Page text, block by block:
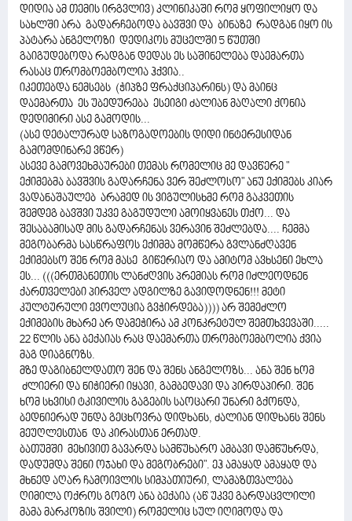
დიდია ამ თემის ირგვლივ) კლინიკაში რომ ყოფილიყო და
სახლში არა გადარჩებოდა ბავშვი და ბინაზე რადგან იყო ის
პატარა ანგელოზი დედიკოს მუცელში 5 წუთში
გაიგუდებოდა რადგან დედას ეს საშინელება დაემართა
რასაც თრომბოემბოლია ჰქვია..
იკეთებდა ნემსებს (ჭიპზე ფრაქციპარინს) და მაინც
დაემართა ეს უბედურება ესეიგი ძალიან მაღალი ქონია
დედიმირი ასე გამოდის...
(ასე დეტალურად საზოგადოების დიდი ინტერესიდან
გამომდინარე ვწერ)
ასევე გამოვეხმაურები თემას რომელიც მე დავწერე "
ექიმებმა ბავშვის გადარჩენა ვერ შეძლოსო" ანუ ექიმებს კიარ
ვადანაშაულებ არამედ ის ვიგულისხმე რომ გაკვეთის
შემდეგ ბავშვი უკვე გაგუდული ამოიყვანეს თქო... და
შესაბამისად მის გადარჩენას ვერავინ შეძლებდა.... ჩემმა
მეგობარმა სასწრაფოს ექიმმა მომწერა გვლანძღავენ
ექიმებსო შენ რომ მასე გიწერიაო და ამიტომ ავხსენი ეხლა
ეს... (((ერთმანეთის ლანძღვის პრემიას რომ იძლეოდნენ
ქართველები პირველ ადგილზე გავიდოდნენ!!! მეტი
კულტურული ევოლუცია გვჭირდება)))) არ შემეძლო
ექიმების მხარე არ დამეჭირა ამ კონკრეტულ შემთხვევაში.....
22 წლის ანა ბექაიას რაც დაემართა თრომბოემბოლია ქვია
მაგ დიაგნოზს.
მზე დაგიბნელდათო შენ და შენს ანგელოზს... ანა შენ ხომ
ძლიერი და ნიჭიერი იყავი, გამბედავი და პირდაპირი. შენ
ხომ სხვისი ტკივილის გაგების საოცარი უნარი გქონდა,
ბედნიერად უნდა გეცხოვრა დიდხანს, ძალიან დიდხანს შენს
მეუღლესთან და კირასთან ერთად.
ბათუმში მეხივით გავარდა სამწუხარო ამბავი დამწუხრდა,
დადუმდა შენი ოჯახი და მეგობრები". ეჰ ამაყად ამაყად და
მხნედ აღარ ჩამოივლის სიმპათიური, ლამაზთვალება
ღიმილა ოქროს გოგო ანა ბექაია (აწ უკვე გარდაცვლილი
მამა მარკოზის შვილი) რომელიც სულ იღიმოდა და